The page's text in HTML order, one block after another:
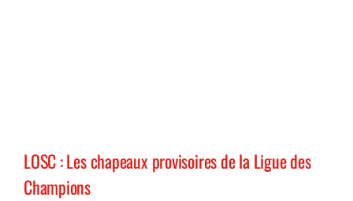
LOSC : Les chapeaux provisoires de la Ligue des
Champions